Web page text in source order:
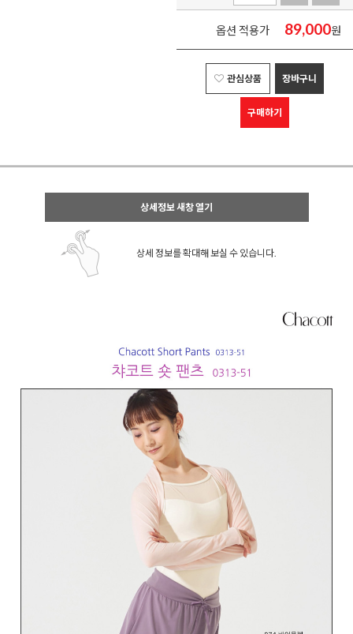
옵션 적용가 89,000원
관심상품 장바구니
구매하기
상세정보 새창 열기
상세 정보를 확대해 보실 수 있습니다.